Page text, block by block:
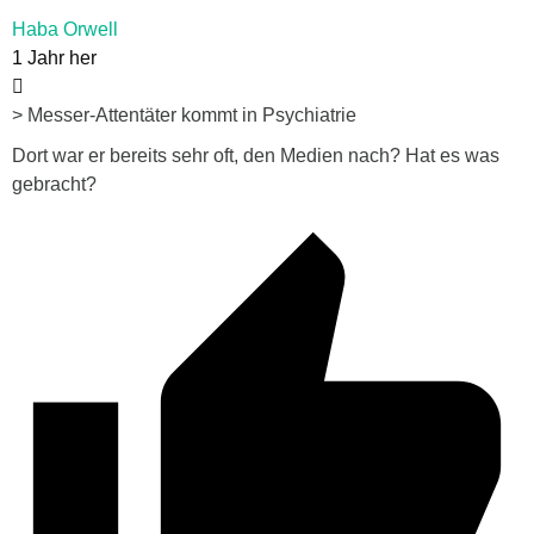
Haba Orwell
1 Jahr her
> Messer-Attentäter kommt in Psychiatrie
Dort war er bereits sehr oft, den Medien nach? Hat es was
gebracht?